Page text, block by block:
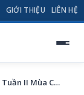
GIỚI THIỆU LIÊN HỆ
Thứ Năm Tuần II Mùa Chay : THIÊN CHÚA YÊU NGƯỜI ĐẾN TỘT CÙNG